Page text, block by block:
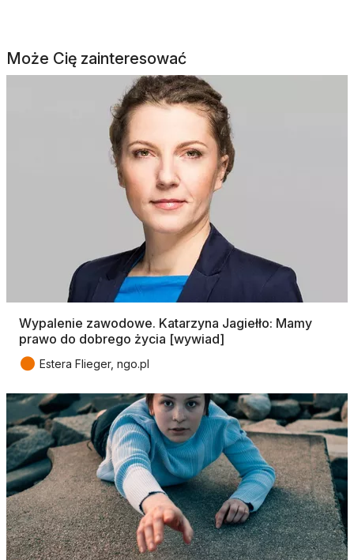
Może Cię zainteresować
Wypalenie zawodowe. Katarzyna Jagiełło: Mamy
prawo do dobrego życia [wywiad]
● Estera Flieger, ngo.pl